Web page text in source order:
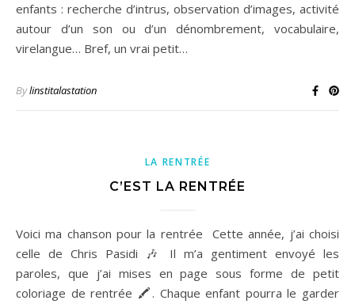
enfants : recherche d’intrus, observation d’images, activité
autour d’un son ou d’un dénombrement, vocabulaire,
virelangue… Bref, un vrai petit…
Bylinstitalastation
LA RENTRÉE
C’EST LA RENTRÉE
Voici ma chanson pour la rentrée Cette année, j’ai choisi
celle de Chris Pasidi 🎶 Il m’a gentiment envoyé les
paroles, que j’ai mises en page sous forme de petit
coloriage de rentrée 🖍️. Chaque enfant pourra le garder